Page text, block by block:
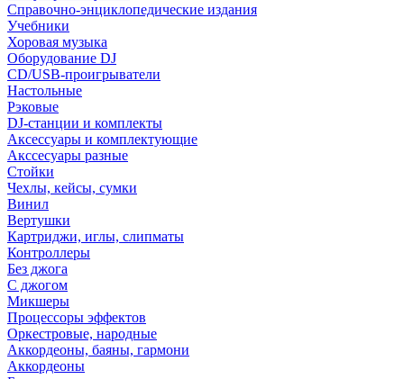
Справочно-энциклопедические издания
Учебники
Хоровая музыка
Оборудование DJ
CD/USB-проигрыватели
Настольные
Рэковые
DJ-станции и комплекты
Аксессуары и комплектующие
Акссесуары разные
Стойки
Чехлы, кейсы, сумки
Винил
Вертушки
Картриджи, иглы, слипматы
Контроллеры
Без джога
С джогом
Микшеры
Процессоры эффектов
Оркестровые, народные
Аккордеоны, баяны, гармони
Аккордеоны